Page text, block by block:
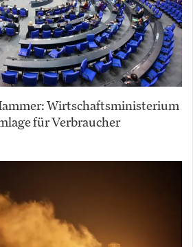
Wirtschaftsministerium
für Verbraucher